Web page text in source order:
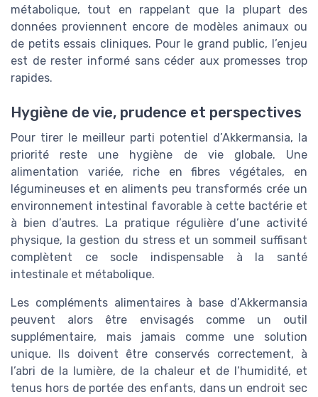
métabolique, tout en rappelant que la plupart des
données proviennent encore de modèles animaux ou
de petits essais cliniques. Pour le grand public, l’enjeu
est de rester informé sans céder aux promesses trop
rapides.
Hygiène de vie, prudence et perspectives
Pour tirer le meilleur parti potentiel d’Akkermansia, la
priorité reste une hygiène de vie globale. Une
alimentation variée, riche en fibres végétales, en
légumineuses et en aliments peu transformés crée un
environnement intestinal favorable à cette bactérie et
à bien d’autres. La pratique régulière d’une activité
physique, la gestion du stress et un sommeil suffisant
complètent ce socle indispensable à la santé
intestinale et métabolique.
Les compléments alimentaires à base d’Akkermansia
peuvent alors être envisagés comme un outil
supplémentaire, mais jamais comme une solution
unique. Ils doivent être conservés correctement, à
l’abri de la lumière, de la chaleur et de l’humidité, et
tenus hors de portée des enfants, dans un endroit sec